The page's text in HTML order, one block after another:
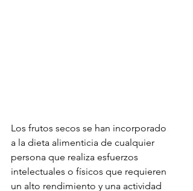
Los frutos secos se han incorporado
a la dieta alimenticia de cualquier
persona que realiza esfuerzos
intelectuales o físicos que requieren
un alto rendimiento y una actividad